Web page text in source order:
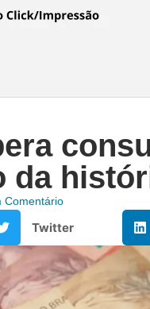
da
Comentário
Twitter